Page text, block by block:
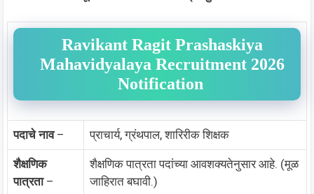
Ravikant Ragit Prashaskiya
Mahavidyalaya Recruitment 2026
Notification
पदाचे नाव– प्राचार्य, ग्रंथपाल, शारिरीक शिक्षक
शैक्षणिक
पात्रता–
शैक्षणिक पात्रता पदांच्या आवशक्यतेनुसार आहे. (मूळ
जाहिरात बघावी.)